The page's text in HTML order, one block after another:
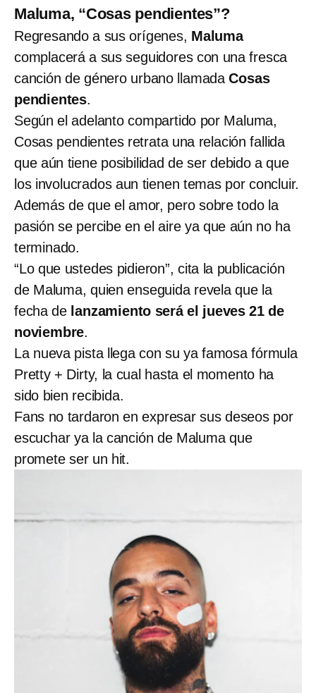
Maluma, “Cosas pendientes”?
Regresando a sus orígenes, Maluma
complacerá a sus seguidores con una fresca
canción de género urbano llamadaCosas
pendientes.
Según el adelanto compartido por Maluma,
Cosas pendientes retrata una relación fallida
que aún tiene posibilidad de ser debido a que
los involucrados aun tienen temas por concluir.
Además de que el amor, pero sobre todo la
pasión se percibe en el aire ya que aún no ha
terminado.
“Lo que ustedes pidieron”, cita la publicación
de Maluma, quien enseguida revela que la
fecha de lanzamiento será el jueves 21 de
noviembre.
La nueva pista llega con su ya famosa fórmula
Pretty + Dirty, la cual hasta el momento ha
sido bien recibida.
Fans no tardaron en expresar sus deseos por
escuchar ya la canción de Maluma que
promete ser un hit.